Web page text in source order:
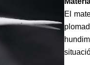
El